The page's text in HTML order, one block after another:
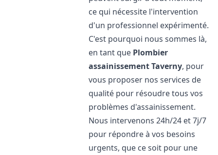
ce qui nécessite l'intervention
d'un professionnel expérimenté.
C'est pourquoi nous sommes là,
en tant que Plombier
assainissementTaverny, pour
vous proposer nos services de
qualité pour résoudre tous vos
problèmes d'assainissement.
Nous intervenons 24h/24 et 7j/7
pour répondre à vos besoins
urgents, que ce soit pour une